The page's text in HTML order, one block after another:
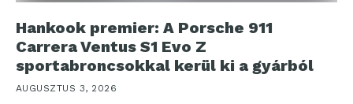
Hankook premier: A Porsche 911
Carrera Ventus S1 Evo Z
sportabroncsokkal kerül ki a gyárból
AUGUSZTUS 3, 2026